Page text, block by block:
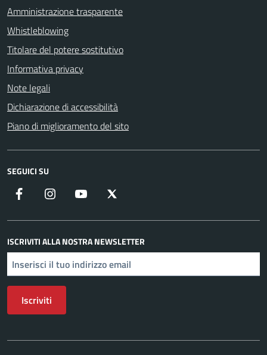
Amministrazione trasparente
Whistleblowing
Titolare del potere sostitutivo
Informativa privacy
Note legali
Dichiarazione di accessibilità
Piano di miglioramento del sito
SEGUICI SU
Facebook Instagram YouTube
ISCRIVITI ALLA NOSTRA NEWSLETTER